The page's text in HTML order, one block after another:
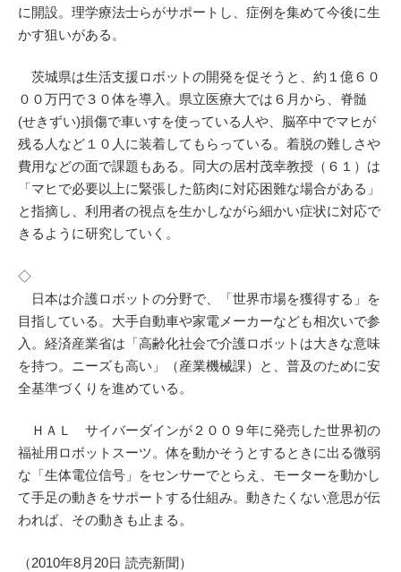
に開設。理学療法士らがサポートし、症例を集めて今後に生
かす狙いがある。
茨城県は生活支援ロボットの開発を促そうと、約１億６０
００万円で３０体を導入。県立医療大では６月から、脊髄
(せきずい)損傷で車いすを使っている人や、脳卒中でマヒが
残る人など１０人に装着してもらっている。着脱の難しさや
費用などの面で課題もある。同大の居村茂幸教授（６１）は
「マヒで必要以上に緊張した筋肉に対応困難な場合がある」
と指摘し、利用者の視点を生かしながら細かい症状に対応で
きるように研究していく。
◇
日本は介護ロボットの分野で、「世界市場を獲得する」を
目指している。大手自動車や家電メーカーなども相次いで参
入。経済産業省は「高齢化社会で介護ロボットは大きな意味
を持つ。ニーズも高い」（産業機械課）と、普及のために安
全基準づくりを進めている。
ＨＡＬ サイバーダインが２００９年に発売した世界初の
福祉用ロボットスーツ。体を動かそうとするときに出る微弱
な「生体電位信号」をセンサーでとらえ、モーターを動かし
て手足の動きをサポートする仕組み。動きたくない意思が伝
われば、その動きも止まる。
（2010年8月20日 読売新聞）